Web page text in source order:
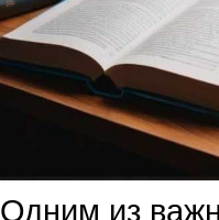
Одним из